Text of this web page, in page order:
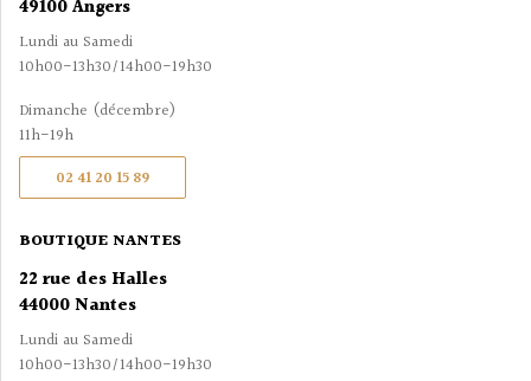
49100 Angers
Lundi au Samedi
10h00-13h30/14h00-19h30
Dimanche (décembre)
11h-19h
02 41 20 15 89
BOUTIQUE NANTES
22 rue des Halles
44000 Nantes
Lundi au Samedi
10h00-13h30/14h00-19h30